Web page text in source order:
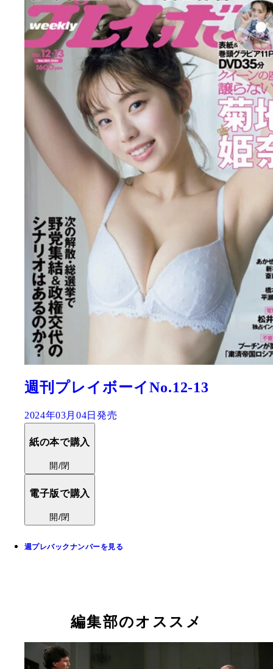
週刊プレイボーイNo.12-13
2024年03月04日発売
紙の本で購入
開/閉
電子版で購入
開/閉
週プレバックナンバーを見る
編集部のオススメ